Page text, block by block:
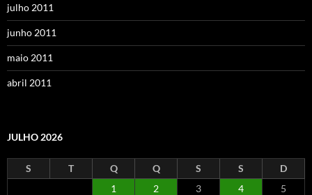
julho 2011
junho 2011
maio 2011
abril 2011
JULHO 2026
S T Q Q S S
D
1
2 3 4
5